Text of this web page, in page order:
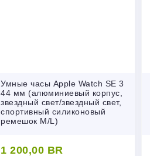
Умные часы Apple Watch SE 3
44 мм (алюминиевый корпус,
звездный свет/звездный свет,
спортивный силиконовый
ремешок M/L)
1 200,00 BR